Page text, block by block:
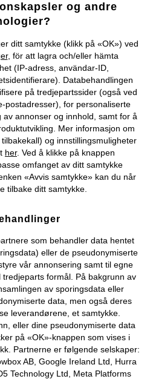
finne oss på
Angre kjøp
bonprix.
og andre
ditt samtykke (klikk på «OK») ved
, för att lagra och/eller hämta
(IP-adress, användar-ID,
Databehandlingen
på tredjepartssider (også ved
postadresser), for personaliserte
annonser og innhold, samt for å
Mer informasjon om
og innstillingsmuligheter
her. Ved å klikke på knappen
omfanget av ditt samtykke
«Avvis samtykke» kan du når
tilbake ditt samtykke.
som behandler data hentet
eller de pseudonymiserte
vår annonsering samt til egne
formål. På bakgrunn av
av sporingsdata eller
data, men også deres
leverandørene, et samtykke.
eller dine pseudonymiserte data
på «OK»-knappen som vises i
Partnerne er følgende selskaper:
AB, Google Ireland Ltd, Hurra
Technology Ltd, Meta Platforms